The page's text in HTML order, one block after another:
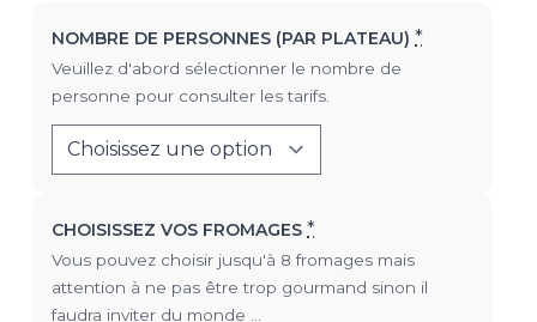
NOMBRE DE PERSONNES (PAR PLATEAU) *
Veuillez d'abord sélectionner le nombre de
personne pour consulter les tarifs.
CHOISISSEZ VOS FROMAGES *
Vous pouvez choisir jusqu'à 8 fromages mais
attention à ne pas être trop gourmand sinon il
faudra inviter du monde ...